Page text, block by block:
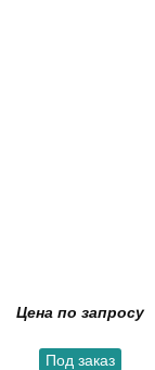
Цена по запросу
Под заказ